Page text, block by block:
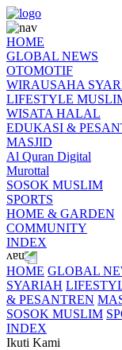
HOME
GLOBAL NEWS
OTOMOTIF
WIRAUSAHA
LIFESTYLE
WISATA HALAL
EDUKASI &
MASJID
Al Quran Digital
Murottal
SOSOK MUSLIM
SPORTS
HOME & GARDEN
COMMUNITY
INDEX
HOME GLOBAL
SYARIAH
& PESANTREN
SOSOK MUSLIM
INDEX
Ikuti Kami